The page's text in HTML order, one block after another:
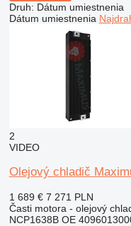
Druh: Dátum umiestnenia
Dátum umiestnenia
2
VIDEO
Olejový chladič
1 689 € 7 271 PLN
Časti motora - olejový
NCP1638B OE